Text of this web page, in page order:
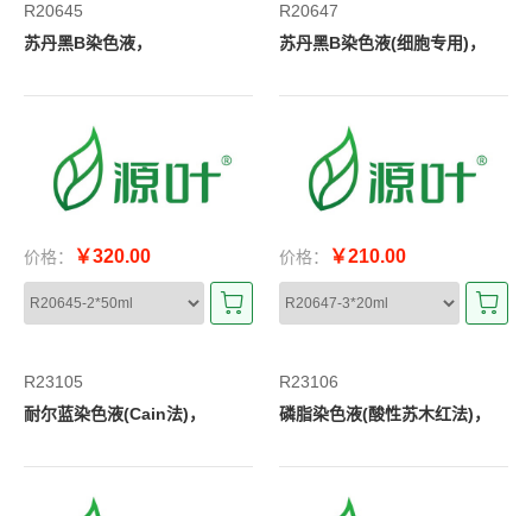
R20645
苏丹黑B染色液，
价格： ￥320.00
R20647
苏丹黑B染色液(细胞专用)，
价格： ￥210.00
R23105
耐尔蓝染色液(Cain法)，
R23106
磷脂染色液(酸性苏木红法)，